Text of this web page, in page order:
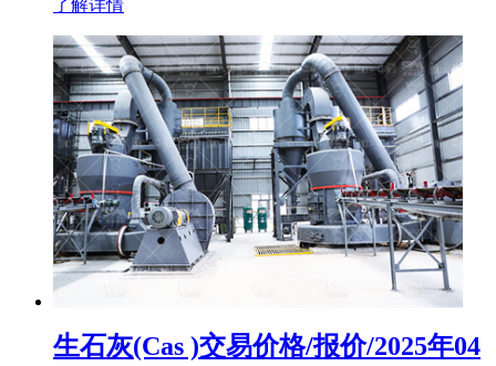
了解详情
生石灰(Cas )交易价格/报价/2025年04